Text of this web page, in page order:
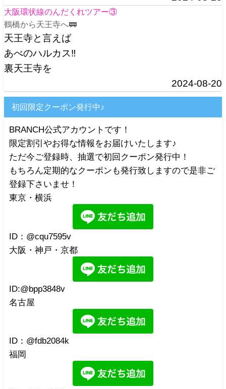
大阪環状線のんだくれツアー③
鶴橋から天王寺へ🚃
天王寺と言えば
あべのハルカス‼️
裏天王寺を
2024-08-20
初回限定クーポン発行中♪
BRANCH公式アカウントです！
限定割引やお得な情報をお届けいたします♪
ただ今ご登録時、抽選で初回クーポン発行中！
もちろん定期的なクーポンも発行致しますので是非ご
登録下さいませ！
東京・横浜
ID：@cqu7595v
大阪・神戸・京都
ID:@bpp3848v
名古屋
ID：@fdb2084k
福岡